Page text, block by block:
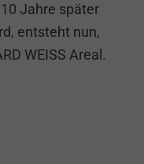
Jahre später
entsteht nun,
WEISS Areal.